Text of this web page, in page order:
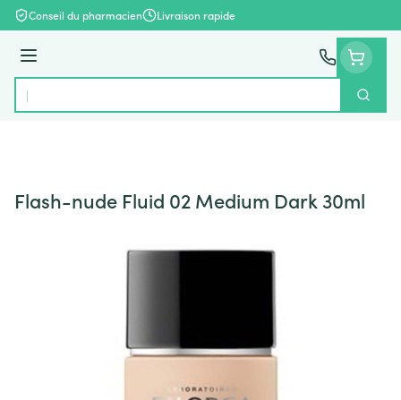
Aller au contenu
Conseil du pharmacien Livraison rapide
Menu
Rechercher
Flash-nude Fluid 02 Medium Dark 30ml